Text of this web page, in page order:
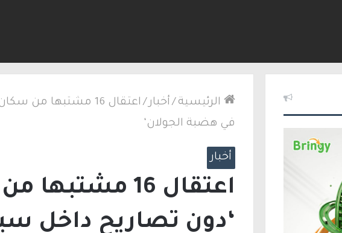
الرئيسية / أخبار /
اعتقال 16 مشتبها
في هضبة الجولان‘
أخبار
اعتقال 16
‘دون تصاريح داخل